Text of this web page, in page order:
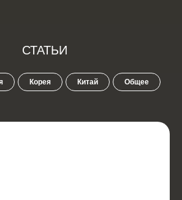
СТАТЬИ
Корея Китай Общее